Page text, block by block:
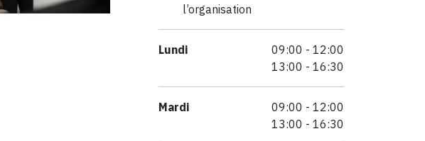
l’organisation
Lundi
09:00 - 12:00
13:00 - 16:30
Mardi
09:00 - 12:00
13:00 - 16:30